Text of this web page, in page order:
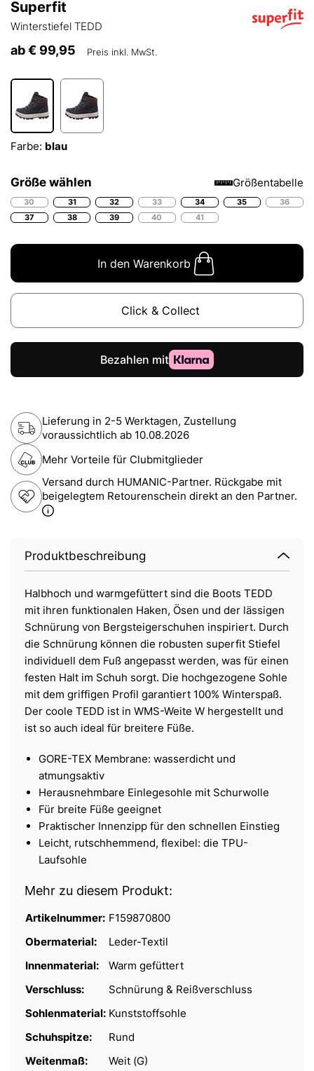
Superfit
Winterstiefel TEDD
ab€ 99,95 Preis inkl. MwSt.
Farbe: blau
Größe wählen Größentabelle
30 31 32 33 34 35
36
37
38 39 40 41
In den Warenkorb
Click & Collect
Lieferung in 2-5 Werktagen, Zustellung
voraussichtlich ab 10.08.2026
Mehr Vorteile für Clubmitglieder
Versand durch HUMANIC-Partner. Rückgabe mit
beigelegtem Retourenschein direkt an den Partner.
Produktbeschreibung
Halbhoch und warmgefüttert sind die Boots TEDD
mit ihren funktionalen Haken, Ösen und der lässigen
Schnürung von Bergsteigerschuhen inspiriert. Durch
die Schnürung können die robusten superfit Stiefel
individuell dem Fuß angepasst werden, was für einen
festen Halt im Schuh sorgt. Die hochgezogene Sohle
mit dem griffigen Profil garantiert 100% Winterspaß.
Der coole TEDD ist in WMS-Weite W hergestellt und
ist so auch ideal für breitere Füße.
GORE-TEX Membrane: wasserdicht und
atmungsaktiv
Herausnehmbare Einlegesohle mit Schurwolle
Für breite Füße geeignet
Praktischer Innenzipp für den schnellen Einstieg
Leicht, rutschhemmend, flexibel: die TPU-
Laufsohle
Mehr zu diesem Produkt:
Artikelnummer: F159870800
Obermaterial:
Leder-Textil
Innenmaterial:
Warm gefüttert
Verschluss:
Schnürung & Reißverschluss
Sohlenmaterial: Kunststoffsohle
Schuhspitze:
Rund
Weitenmaß:
Weit (G)